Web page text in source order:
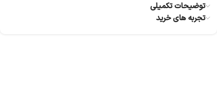
توضیحات تکمیلی
تجربه های خرید